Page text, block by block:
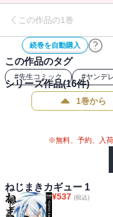
この作品の1巻
続巻を自動購入
この作品のタグ
#先生コミック #ヤンデ
シリーズ作品(16件)
1巻から
※無料、予約、入
ねじまきカギュー 1
¥537 (税込)